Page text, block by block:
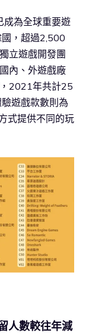
成為全球重要遊
，超過2,500
立遊戲開發團
內、外遊戲廠
2021年共計25
遊戲款數則為
式提供不同的玩
人數較往年減